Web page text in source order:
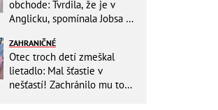
obchode: Tvrdila, že je v
Anglicku, spomínala Jobsa aj
ZAHRANIČNÉ
Otec troch detí zmeškal
lietadlo: Mal šťastie v
nešťastí! Zachránilo mu to